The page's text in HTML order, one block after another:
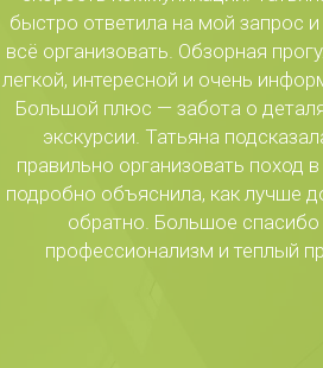
быстро ответила на мой запрос
всё организовать. Обзорная
легкой, интересной и очень
Большой плюс — забота о
экскурсии. Татьяна
правильно организовать поход
подробно объяснила, как лучше
обратно. Большое спасибо
профессионализм и теплый